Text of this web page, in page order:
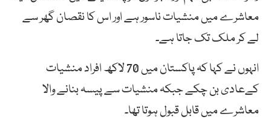
معاشرے میں منشیات ناسور ہے اور اس کا نقصان گھر سے
لے کر ملک تک جاتا ہے۔
انہوں نے کہا کہ پاکستان میں 70 لاکھ افراد منشیات
کےعادی بن چکے جبکہ منشیات سے پیسہ بنانے والا
معاشرے میں قابل قبول ہوتا تھا۔